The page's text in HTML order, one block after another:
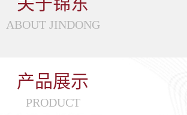
ABOUT JINDONG
产品展示
PRODUCT